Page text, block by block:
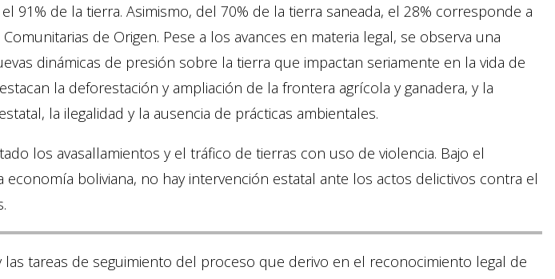
91% de la tierra. Asimismo, del 70% de la tierra saneada, el 28% corresponde a
de Origen. Pese a los avances en materia legal, se observa una
dinámicas de presión sobre la tierra que impactan seriamente en la vida de
la deforestación y ampliación de la frontera agrícola y ganadera, y la
la ilegalidad y la ausencia de prácticas ambientales.
los avasallamientos y el tráfico de tierras con uso de violencia. Bajo el
boliviana, no hay intervención estatal ante los actos delictivos contra el
las tareas de seguimiento del proceso que derivo en el reconocimiento legal de